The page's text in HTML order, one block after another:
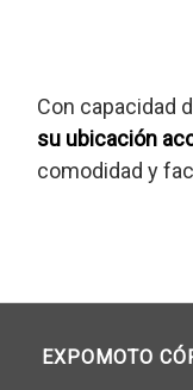
Con capacidad
su ubicación
comodidad y
EXPOMOTO